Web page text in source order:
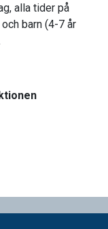
alla tider på
barn (4-7 år